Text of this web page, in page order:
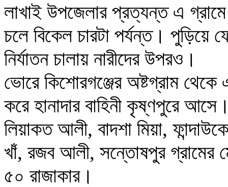
লাখাই উপজেলার প্রত্যন্ত এ
চলে বিকেল চারটা পর্যন্ত। পুড়িয়ে
নির্যাতন চালায় নারীদের উপরও।
ভোরে কিশোরগঞ্জের অষ্টগ্রাম
করে হানাদার বাহিনী কৃষ্ণপুরে
লিয়াকত আলী, বাদশা মিয়া,
খাঁ, রজব আলী, সন্তোষপুর গ্রামের
৫০ রাজাকার।